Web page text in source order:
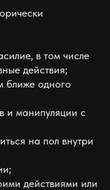
в том числе
действия;
ближе одного
и манипуляции с
на пол внутри
действиями или